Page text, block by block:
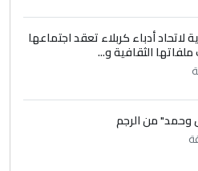
سكني بغداد أرغب في
على الاستمرار في
للطلبة العراقيين في
الأوائل على العراق
لاتحاد أدباء كربلاء تعقد اجتماعها
الثقافية و...
وحمد" من الرجم